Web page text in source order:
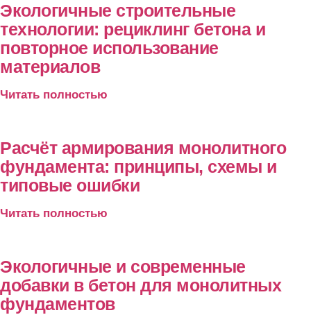
Экологичные строительные
технологии: рециклинг бетона и
повторное использование
материалов
Читать полностью
Расчёт армирования монолитного
фундамента: принципы, схемы и
типовые ошибки
Читать полностью
Экологичные и современные
добавки в бетон для монолитных
фундаментов